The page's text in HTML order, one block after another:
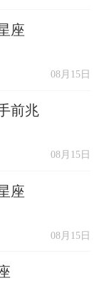
座
08月15日
前兆
08月15日
座
08月15日